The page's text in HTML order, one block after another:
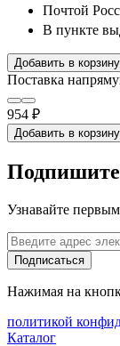
Почтой
В пункте
Добавить в корзину
Поставка
954 ₽
Добавить в корзину
Узнавайте
Подписаться
Нажимая на
политикой
Каталог